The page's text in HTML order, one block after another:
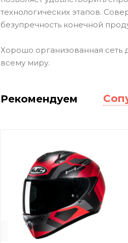
технологических этапов.
безупречность конечной
Хорошо организованная сеть
всему миру.
Рекомендуем